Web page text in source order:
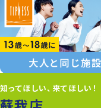
知ってほしい、来てほしい！